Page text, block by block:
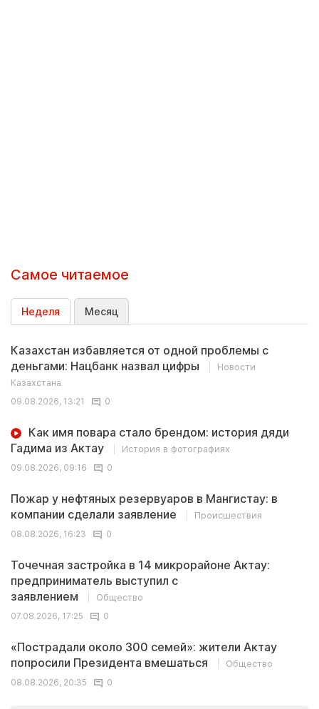
Самое читаемое
Неделя Месяц
Казахстан избавляется от одной проблемы с
деньгами: Нацбанк назвал цифры
Новости
Казахстана
09.08.2026, 13:21
0
Как имя повара стало брендом: история дяди
Гадима из Актау
История в фотографиях
09.08.2026, 09:16
0
Пожар у нефтяных резервуаров в Мангистау: в
компании сделали заявление
Происшествия
08.08.2026, 16:23
0
Точечная застройка в 14 микрорайоне Актау:
предприниматель выступил с
заявлением
Общество
07.08.2026, 17:25
0
«Пострадали около 300 семей»: жители Актау
попросили Президента вмешаться
Общество
08.08.2026, 20:35
0